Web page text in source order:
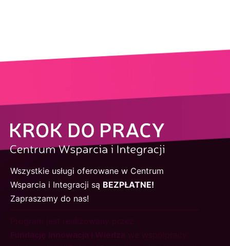
Wszystkie usługi oferowane w Centrum
Wsparcia i Integracji są BEZPŁATNE!
Zapraszamy do nas!